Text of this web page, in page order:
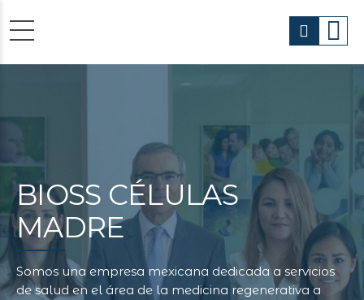
BIOSS CÉLULAS
MADRE
Somos una empresa mexicana dedicada a servicios
de salud en el área de la medicina regenerativa a